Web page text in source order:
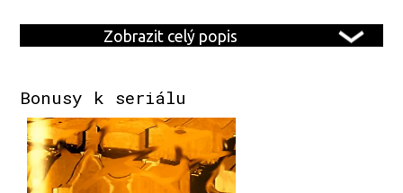
Zobrazit celý popis
Bonusy k seriálu